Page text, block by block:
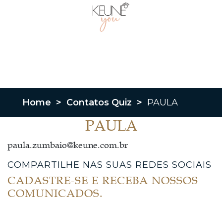
Home > Contatos Quiz > PAULA
PAULA
paula.zumbaio@keune.com.br
COMPARTILHE NAS SUAS REDES SOCIAIS
CADASTRE-SE E RECEBA NOSSOS
COMUNICADOS.